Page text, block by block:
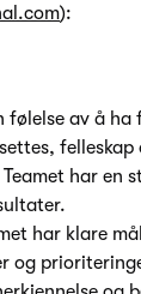
):
følelse av å ha
felleskap
har en
har klare
og